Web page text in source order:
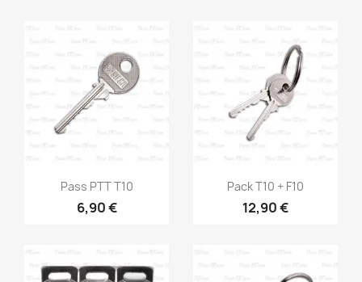
Aperçu rapide
Pass PTT T10
6,90 €
Aperçu rapide
Pack T10 + F10
12,90 €